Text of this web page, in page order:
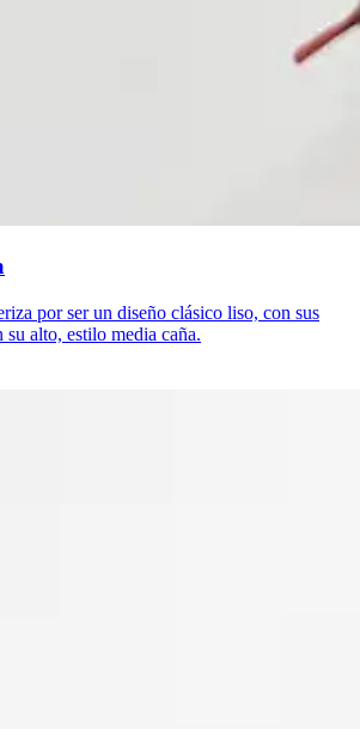
por ser un diseño clásico liso, con sus
alto, estilo media caña.